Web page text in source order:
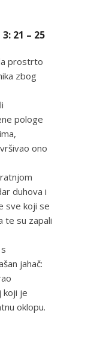
21 – 25
prostrto
zbog
pologe
ono
duhova i
sve koji se
te su zapali
jahač:
koji je
oklopu.